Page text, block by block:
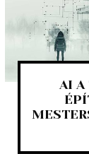
AI A